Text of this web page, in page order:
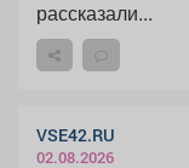
рассказали...
VSE42.RU
02.08.2026